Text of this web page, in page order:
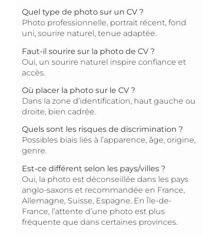
Quel type de photo sur un CV ?
Photo professionnelle, portrait récent, fond
uni, sourire naturel, tenue adaptée.
Faut-il sourire sur la photo de CV ?
Oui, un sourire naturel inspire confiance et
accès.
Où placer la photo sur le CV ?
Dans la zone d’identification, haut gauche ou
droite, bien cadrée.
Quels sont les risques de discrimination ?
Possibles biais liés à l’apparence, âge, origine,
genre.
Est-ce différent selon les pays/villes ?
Oui, la photo est déconseillée dans les pays
anglo-saxons et recommandée en France,
Allemagne, Suisse, Espagne. En Île-de-
France, l’attente d’une photo est plus
fréquente que dans certaines provinces.